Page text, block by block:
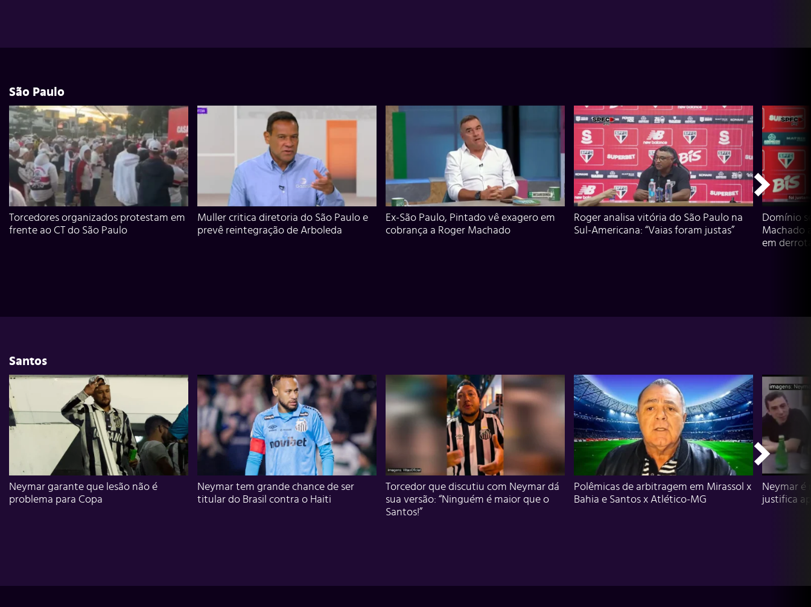
São Paulo
Torcedores organizados protestam em
frente ao CT do São Paulo
Muller critica diretoria do São Paulo e
prevê reintegração de Arboleda
Ex-São Paulo, Pintado vê exagero em
cobrança a Roger Machado
Roger analisa vitória do São Paulo na
Sul-Americana: “Vaias foram justas”
Domínio
Machado
em
Santos
Neymar garante que lesão não é
problema para Copa
Neymar tem grande chance de ser
titular do Brasil contra o Haiti
Torcedor que discutiu com Neymar dá
sua versão: “Ninguém é maior que o
Santos!”
Polêmicas de arbitragem em Mirassol x
Bahia e Santos x Atlético-MG
Neymar é
justifica